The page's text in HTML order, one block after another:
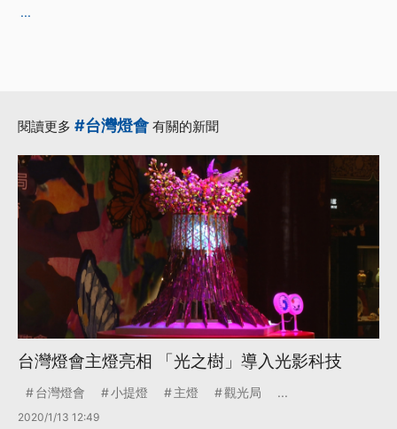
...
閱讀更多 #台灣燈會 有關的新聞
台灣燈會主燈亮相 「光之樹」導入光影科技
台灣燈會 小提燈 主燈 觀光局 ...
2020/1/13 12:49